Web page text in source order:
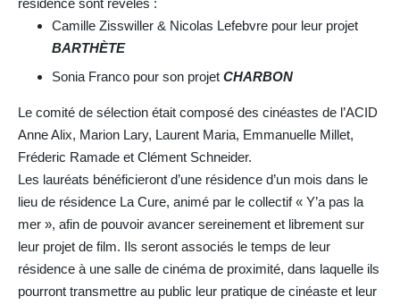
Camille Zisswiller & Nicolas Lefebvre pour leur projet
BARTHÈTE
Sonia Franco pour son projet CHARBON
Le comité de sélection était composé des cinéastes de l’ACID
Anne Alix, Marion Lary, Laurent Maria, Emmanuelle Millet,
Fréderic Ramade et Clément Schneider.
Les lauréats bénéficieront d’une résidence d’un mois dans le
lieu de résidence La Cure, animé par le collectif « Y’a pas la
mer », afin de pouvoir avancer sereinement et librement sur
leur projet de film. Ils seront associés le temps de leur
résidence à une salle de cinéma de proximité, dans laquelle ils
pourront transmettre au public leur pratique de cinéaste et leur